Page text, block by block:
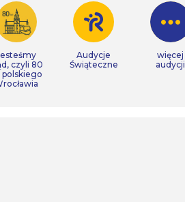
czyli 80
polskiego
Audycje
Świąteczne
więcej
audycji